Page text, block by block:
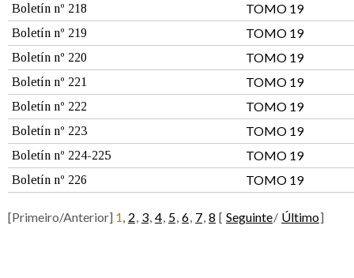
Boletín nº 218 TOMO 19
Boletín nº 219 TOMO 19
Boletín nº 220 TOMO 19
Boletín nº 221 TOMO 19
Boletín nº 222 TOMO 19
Boletín nº 223 TOMO 19
Boletín nº 224-225 TOMO 19
Boletín nº 226 TOMO 19
[Primeiro/Anterior] 1, 2, 3, 4, 5, 6, 7, 8 [ Seguinte/ Último]